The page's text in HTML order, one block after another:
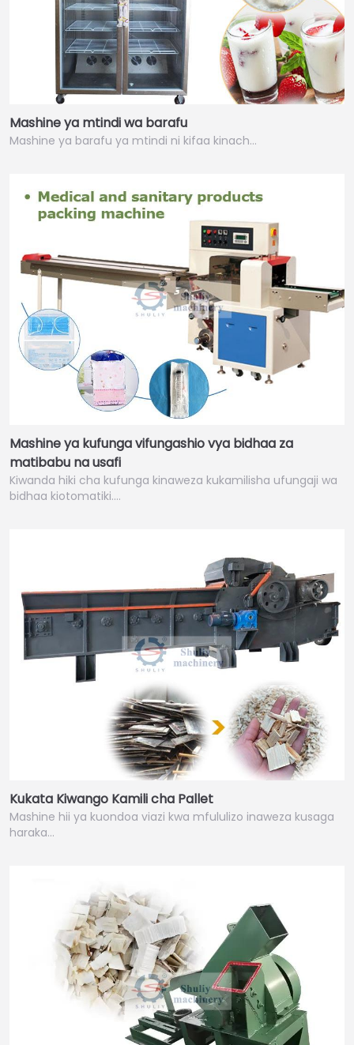
Mashine ya mtindi wa barafu
Mashine ya barafu ya mtindi ni kifaa kinach…
Mashine ya kufunga vifungashio vya bidhaa za
matibabu na usafi
Kiwanda hiki cha kufunga kinaweza kukamilisha ufungaji wa
bidhaa kiotomatiki.…
Kukata Kiwango Kamili cha Pallet
Mashine hii ya kuondoa viazi kwa mfululizo inaweza kusaga
haraka…